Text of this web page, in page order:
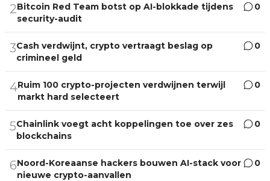
2Bitcoin Red Team botst op AI-blokkade tijdens
security-audit
0
3Cash verdwijnt, crypto vertraagt beslag op
crimineel geld
0
4Ruim 100 crypto-projecten verdwijnen terwijl
markt hard selecteert
0
5Chainlink voegt acht koppelingen toe over zes
blockchains
0
6Noord-Koreaanse hackers bouwen AI-stack voor
nieuwe crypto-aanvallen
0